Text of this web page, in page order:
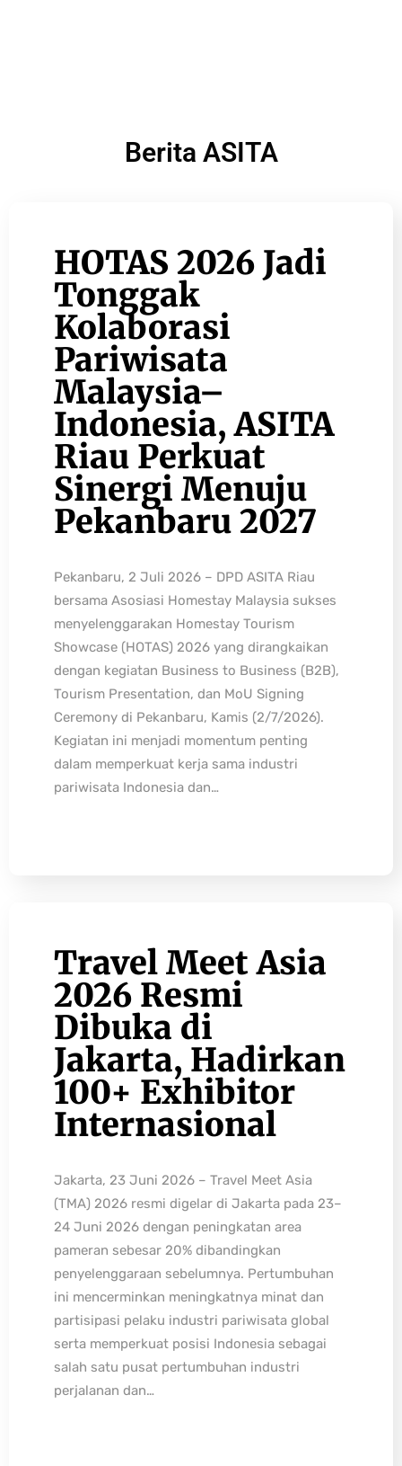
Berita ASITA
HOTAS 2026 Jadi
Tonggak
Kolaborasi
Pariwisata
Malaysia–
Indonesia, ASITA
Riau Perkuat
Sinergi Menuju
Pekanbaru 2027
Pekanbaru, 2 Juli 2026 – DPD ASITA Riau
bersama Asosiasi Homestay Malaysia sukses
menyelenggarakan Homestay Tourism
Showcase (HOTAS) 2026 yang dirangkaikan
dengan kegiatan Business to Business (B2B),
Tourism Presentation, dan MoU Signing
Ceremony di Pekanbaru, Kamis (2/7/2026).
Kegiatan ini menjadi momentum penting
dalam memperkuat kerja sama industri
pariwisata Indonesia dan…
Travel Meet Asia
2026 Resmi
Dibuka di
Jakarta, Hadirkan
100+ Exhibitor
Internasional
Jakarta, 23 Juni 2026 – Travel Meet Asia
(TMA) 2026 resmi digelar di Jakarta pada 23–
24 Juni 2026 dengan peningkatan area
pameran sebesar 20% dibandingkan
penyelenggaraan sebelumnya. Pertumbuhan
ini mencerminkan meningkatnya minat dan
partisipasi pelaku industri pariwisata global
serta memperkuat posisi Indonesia sebagai
salah satu pusat pertumbuhan industri
perjalanan dan…